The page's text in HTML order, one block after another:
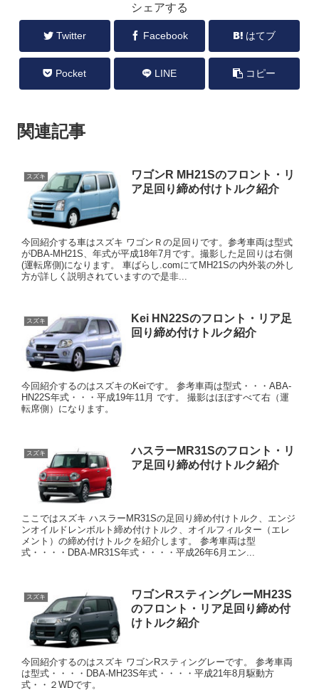
シェアする
Twitter Facebook はてブ
Pocket LINE コピー
関連記事
スズキ
ワゴンR MH21Sのフロント・リ
ア足回り締め付けトルク紹介
今回紹介する車はスズキ ワゴンＲの足回りです。参考車両は型式
がDBA-MH21S、年式が平成18年7月です。撮影した足回りは右側
(運転席側)になります。 車ばらし.comにてMH21Sの内外装の外し
方が詳しく説明されていますので是非...
スズキ
Kei HN22Sのフロント・リア足
回り締め付けトルク紹介
今回紹介するのはスズキのKeiです。 参考車両は型式・・・ABA-
HN22S年式・・・平成19年11月 です。 撮影はほぼすべて右（運
転席側）になります。
スズキ
ハスラーMR31Sのフロント・リ
ア足回り締め付けトルク紹介
ここではスズキ ハスラーMR31Sの足回り締め付けトルク、エンジ
ンオイルドレンボルト締め付けトルク、オイルフィルター（エレ
メント）の締め付けトルクを紹介します。 参考車両は型
式・・・・DBA-MR31S年式・・・・平成26年6月エン...
スズキ
ワゴンRスティングレーMH23S
のフロント・リア足回り締め付
けトルク紹介
今回紹介するのはスズキ ワゴンRスティングレーです。 参考車両
は型式・・・・DBA-MH23S年式・・・・平成21年8月駆動方
式・・２WDです。